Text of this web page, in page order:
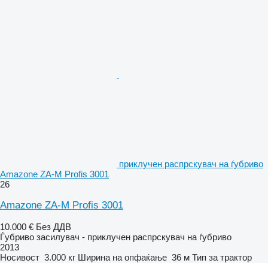
приклучен распрскувач на ѓубриво
Amazone ZA-M Profis 3001
26
Amazone ZA-M Profis 3001
10.000 € Без ДДВ
Ѓубриво засилувач - приклучен распрскувач на ѓубриво
2013
Носивост 3.000 кг Ширина на опфаќање 36 м Тип за трактор